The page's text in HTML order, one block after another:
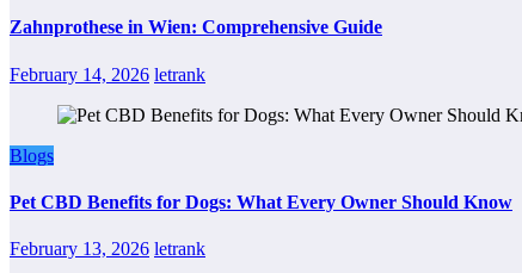
Zahnprothese in Wien: Comprehensive Guide
February 14, 2026 letrank
Blogs
Pet CBD Benefits for Dogs: What Every Owner Should Know
February 13, 2026 letrank